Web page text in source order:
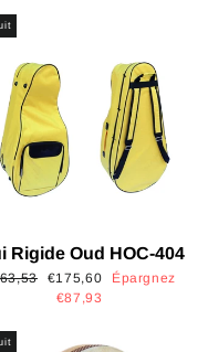
Rigide Oud HOC-404
Prix
réduit
€175,60
Épargnez
€87,93